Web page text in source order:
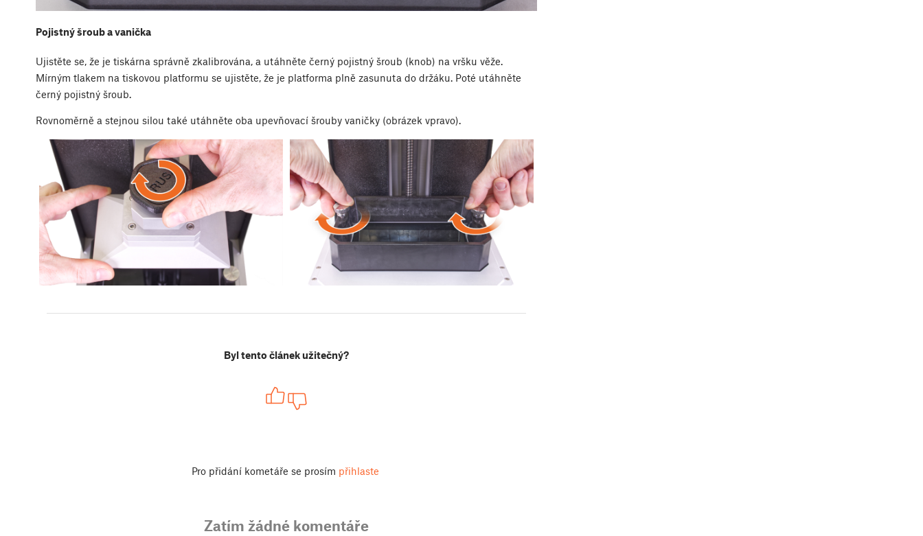
Pojistný šroub a vanička
Ujistěte se, že je tiskárna správně zkalibrována, a utáhněte černý pojistný šroub (knob) na vršku věže.
Mírným tlakem na tiskovou platformu se ujistěte, že je platforma plně zasunuta do držáku. Poté utáhněte
černý pojistný šroub.
Rovnoměrně a stejnou silou také utáhněte oba upevňovací šrouby vaničky (obrázek vpravo).
Byl tento článek užitečný?
Pro přidání kometáře se prosím přihlaste
Zatím žádné komentáře